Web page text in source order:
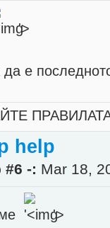
'>
е
help
#6 -: Mar 18,
'>